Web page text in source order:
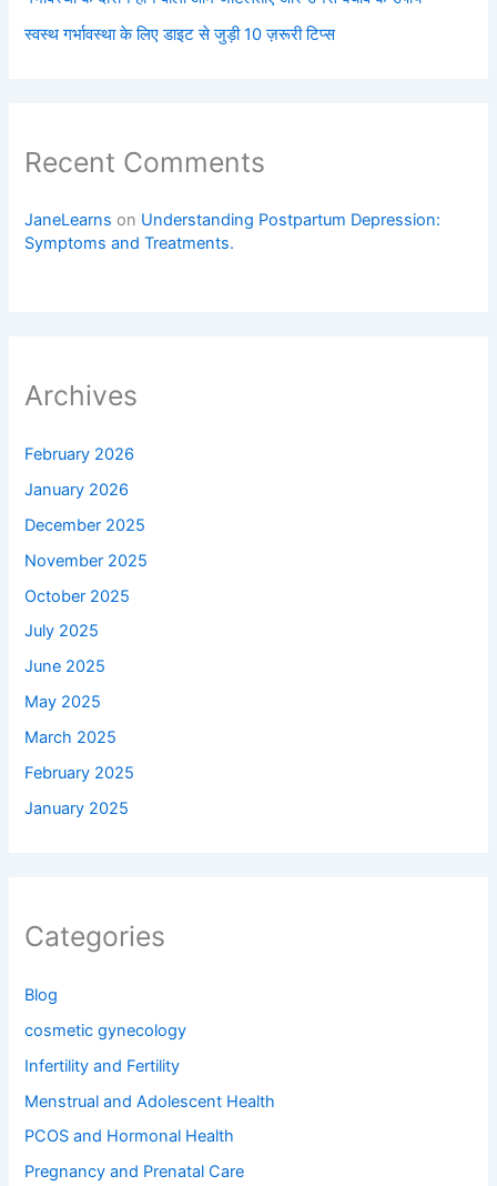
स्वस्थ गर्भावस्था के लिए डाइट से जुड़ी 10 ज़रूरी टिप्स
Recent Comments
JaneLearns on Understanding Postpartum Depression:
Symptoms and Treatments.
Archives
February 2026
January 2026
December 2025
November 2025
October 2025
July 2025
June 2025
May 2025
March 2025
February 2025
January 2025
Categories
Blog
cosmetic gynecology
Infertility and Fertility
Menstrual and Adolescent Health
PCOS and Hormonal Health
Pregnancy and Prenatal Care